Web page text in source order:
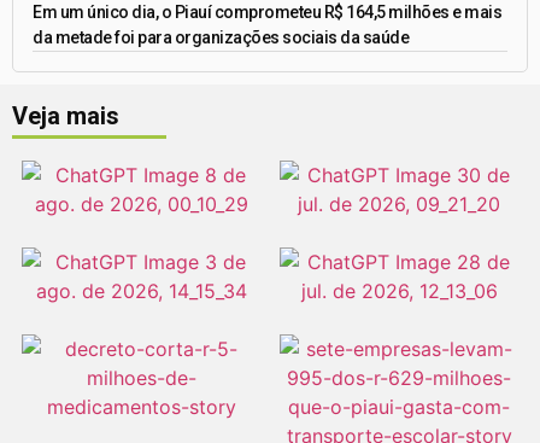
Em um único dia, o Piauí comprometeu R$ 164,5 milhões e mais
da metade foi para organizações sociais da saúde
Veja mais